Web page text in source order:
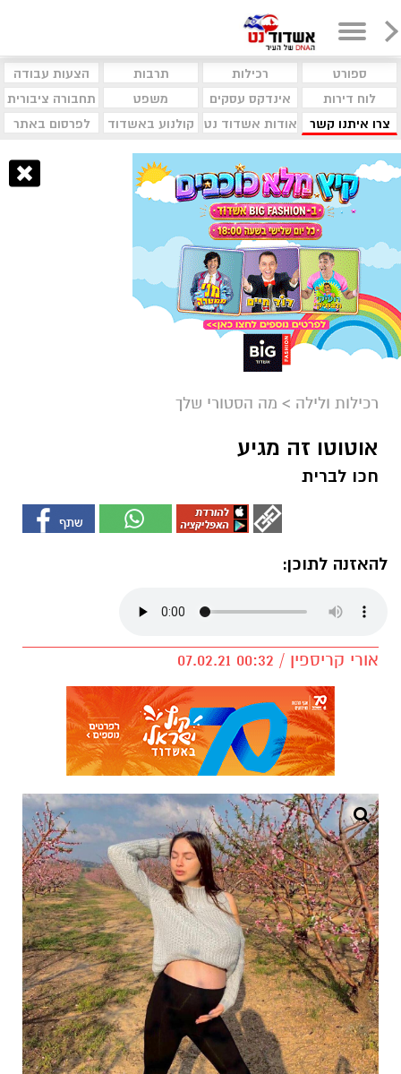
ספורט רכילות תרבות
הצעות עבודה
לוח דירות
אינדקס עסקים משפט
תחבורה ציבורית
צרו איתנו קשר
אודות אשדוד נט קולנוע באשדוד לפרסום באתר
רכילות ולילה > מה הסטורי שלך
אוטוטו זה מגיע
חכו לברית
להאזנה לתוכן:
אורי קריספין / 00:32 07.02.21